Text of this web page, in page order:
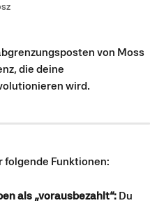
von Moss
die deine
wird.
folgende Funktionen:
als „vorausbezahlt“: Du